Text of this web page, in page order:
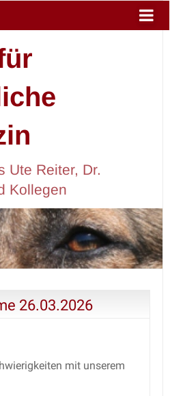
Ute Reiter, Dr.
Kollegen
26.03.2026
mit unserem